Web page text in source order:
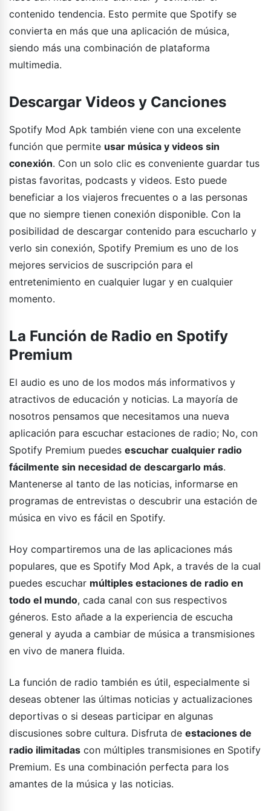
contenido tendencia. Esto permite que Spotify se
convierta en más que una aplicación de música,
siendo más una combinación de plataforma
multimedia.
Descargar Videos y Canciones
Spotify Mod Apk también viene con una excelente
función que permite usar música y videos sin
conexión. Con un solo clic es conveniente guardar tus
pistas favoritas, podcasts y videos. Esto puede
beneficiar a los viajeros frecuentes o a las personas
que no siempre tienen conexión disponible. Con la
posibilidad de descargar contenido para escucharlo y
verlo sin conexión, Spotify Premium es uno de los
mejores servicios de suscripción para el
entretenimiento en cualquier lugar y en cualquier
momento.
La Función de Radio en Spotify
Premium
El audio es uno de los modos más informativos y
atractivos de educación y noticias. La mayoría de
nosotros pensamos que necesitamos una nueva
aplicación para escuchar estaciones de radio; No, con
Spotify Premium puedes escuchar cualquier radio
fácilmente sin necesidad de descargarlo más.
Mantenerse al tanto de las noticias, informarse en
programas de entrevistas o descubrir una estación de
música en vivo es fácil en Spotify.
Hoy compartiremos una de las aplicaciones más
populares, que es Spotify Mod Apk, a través de la cual
puedes escuchar múltiples estaciones de radio en
todo el mundo, cada canal con sus respectivos
géneros. Esto añade a la experiencia de escucha
general y ayuda a cambiar de música a transmisiones
en vivo de manera fluida.
La función de radio también es útil, especialmente si
deseas obtener las últimas noticias y actualizaciones
deportivas o si deseas participar en algunas
discusiones sobre cultura. Disfruta de estaciones de
radio ilimitadas con múltiples transmisiones en Spotify
Premium. Es una combinación perfecta para los
amantes de la música y las noticias.